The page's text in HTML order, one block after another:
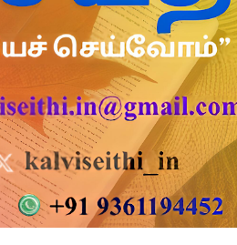
(Albendazole 400
அறிய வேண்டிய முக்கிய
சீட் டவுன்லோட் செய்யும் முறை!
போட்டி! 6-9 வகுப்பு மாணவர்கள்
- Download Link
- முழு விவரங்கள்!